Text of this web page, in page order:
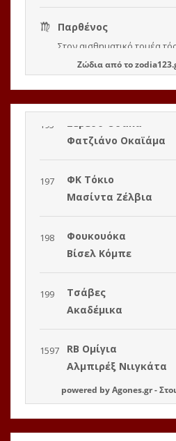
Ζώδιααπό το
powered byAgones.gr-